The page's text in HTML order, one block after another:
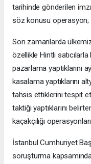
tarihinde gönderilen
söz konusu operasyon;
Son zamanlarda
özellikle Hintli
pazarlama yaptıklarını
kasalama yaptıklarını
tahsis ettiklerini tespit
taktiği yaptıklarını
kaçakçılığı
İstanbul Cumhuriyet
soruşturma